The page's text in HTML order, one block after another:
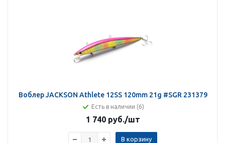
Воблер JACKSON Athlete 12SS 120mm 21g #SGR 231379
Есть в наличии (6)
1 740 руб./шт
В корзину